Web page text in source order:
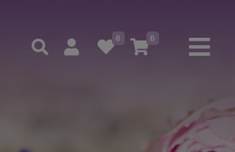
0 0